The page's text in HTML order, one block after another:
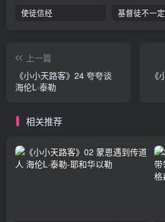
使徒信经
上一篇
《小小天路客》24 夸夸谈
海伦L·泰勒
《
相关推荐